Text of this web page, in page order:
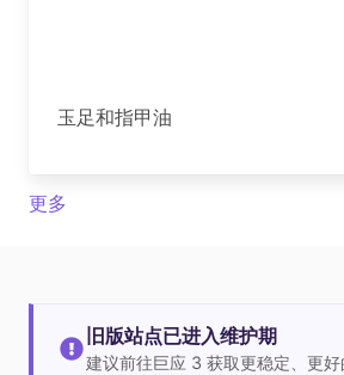
玉足和指甲油
更多
旧版站点已进入维护期
建议前往巨应 3 获取更稳定、更好